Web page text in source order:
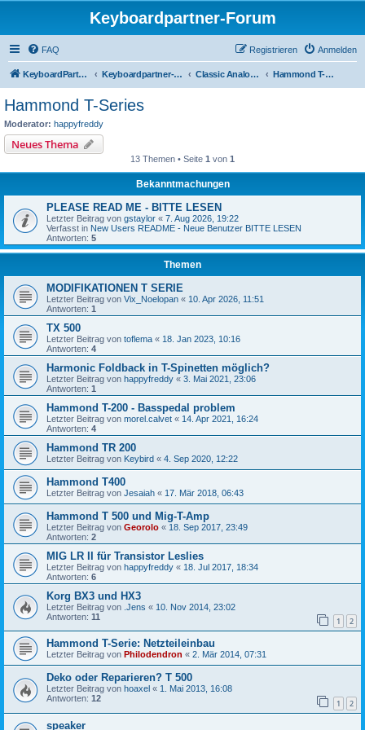
Keyboardpartner-Forum
FAQ Anmelden
Registrieren
KeyboardPartner Keyboardpartner-Forum Classic Analog Organs Hammond T-Series
Hammond T-Series
Moderator: happyfreddy
Neues Thema
13 Themen • Seite 1 von 1
Bekanntmachungen
PLEASE READ ME - BITTE LESEN
Letzter Beitrag von gstaylor « 7. Aug 2026, 19:22
Verfasst in New Users README - Neue Benutzer BITTE LESEN
Antworten: 5
Themen
MODIFIKATIONEN T SERIE
Letzter Beitrag von Vix_Noelopan « 10. Apr 2026, 11:51
Antworten: 1
TX 500
Letzter Beitrag von toflema « 18. Jan 2023, 10:16
Antworten: 4
Harmonic Foldback in T-Spinetten möglich?
Letzter Beitrag von happyfreddy « 3. Mai 2021, 23:06
Antworten: 1
Hammond T-200 - Basspedal problem
Letzter Beitrag von morel.calvet « 14. Apr 2021, 16:24
Antworten: 4
Hammond TR 200
Letzter Beitrag von Keybird « 4. Sep 2020, 12:22
Hammond T400
Letzter Beitrag von Jesaiah « 17. Mär 2018, 06:43
Hammond T 500 und Mig-T-Amp
Letzter Beitrag von Georolo « 18. Sep 2017, 23:49
Antworten: 2
MIG LR II für Transistor Leslies
Letzter Beitrag von happyfreddy « 18. Jul 2017, 18:34
Antworten: 6
Korg BX3 und HX3
Letzter Beitrag von .Jens « 10. Nov 2014, 23:02
Antworten: 11 1 2
Hammond T-Serie: Netzteileinbau
Letzter Beitrag von Philodendron « 2. Mär 2014, 07:31
Deko oder Reparieren? T 500
Letzter Beitrag von hoaxel « 1. Mai 2013, 16:08
Antworten: 12 1 2
speaker